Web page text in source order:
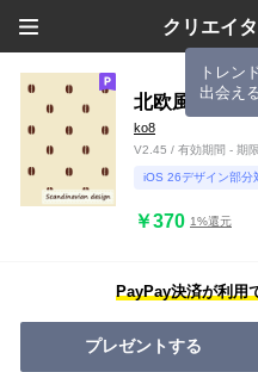
クリエイ
トレン
出会え
北欧風きせか
ko8
V2.45 / 有効期間 - 期限
iOS 26デザイン部分
￥370 1%還元
PayPay決済が利用
プレゼントする